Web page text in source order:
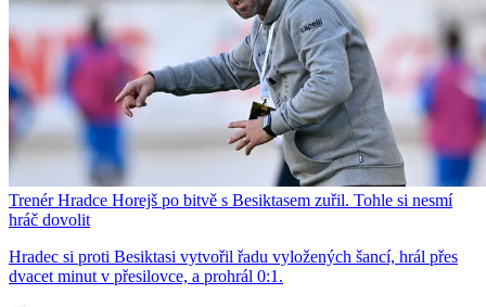
Trenér Hradce Horejš po bitvě s Besiktasem zuřil. Tohle si nesmí
hráč dovolit
Hradec si proti Besiktasi vytvořil řadu vyložených šancí, hrál přes
dvacet minut v přesilovce, a prohrál 0:1.